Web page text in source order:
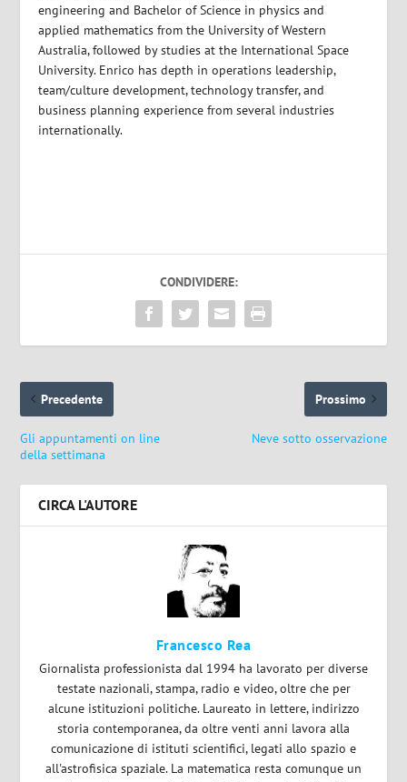
engineering and Bachelor of Science in physics and
applied mathematics from the University of Western
Australia, followed by studies at the International Space
University. Enrico has depth in operations leadership,
team/culture development, technology transfer, and
business planning experience from several industries
internationally.
CONDIVIDERE:
Precedente
Gli appuntamenti on line
della settimana
Prossimo
Neve sotto osservazione
CIRCA L'AUTORE
Francesco Rea
Giornalista professionista dal 1994 ha lavorato per diverse
testate nazionali, stampa, radio e video, oltre che per
alcune istituzioni politiche. Laureato in lettere, indirizzo
storia contemporanea, da oltre venti anni lavora alla
comunicazione di istituti scientifici, legati allo spazio e
all'astrofisica spaziale. La matematica resta comunque un